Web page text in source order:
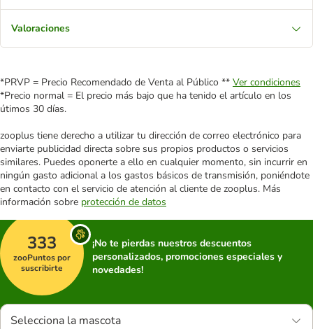
Valoraciones
*PRVP = Precio Recomendado de Venta al Público ** Ver condiciones
*Precio normal = El precio más bajo que ha tenido el artículo en los
útimos 30 días.
zooplus tiene derecho a utilizar tu dirección de correo electrónico para
enviarte publicidad directa sobre sus propios productos o servicios
similares. Puedes oponerte a ello en cualquier momento, sin incurrir en
ningún gasto adicional a los gastos básicos de transmisión, poniéndote
en contacto con el servicio de atención al cliente de zooplus. Más
información sobre protección de datos
333
zooPuntos por
suscribirte
¡No te pierdas nuestros descuentos
personalizados, promociones especiales y
novedades!
Selecciona la mascota